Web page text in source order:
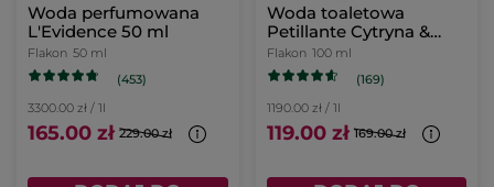
Woda perfumowana
L'Evidence 50 ml
Flakon 50 ml
(453)
3300.00 zł / 1l
165.00 zł 229.00 zł
Woda toaletowa
Petillante Cytryna &
Pieprz różowy 100 ml
Flakon 100 ml
(169)
1190.00 zł / 1l
119.00 zł 169.00 zł